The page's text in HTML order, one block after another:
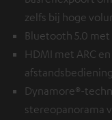
zelfs bij hoge
Bluetooth 5.0
HDMI met ARC
Dynamore®-
stereopanorama